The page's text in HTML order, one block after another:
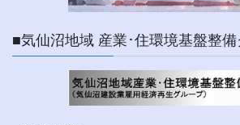
■気仙沼地域 産業･住環境基盤整